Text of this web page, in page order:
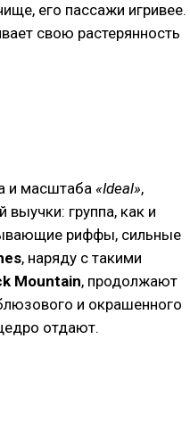
его пассажи игривее.
свою растерянность
и масштаба «Ideal»,
выучки: группа, как и
риффы, сильные
, наряду с такими
Mountain, продолжают
и окрашенного
отдают.